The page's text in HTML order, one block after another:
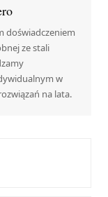
doświadczeniem
ze stali
w
na lata.